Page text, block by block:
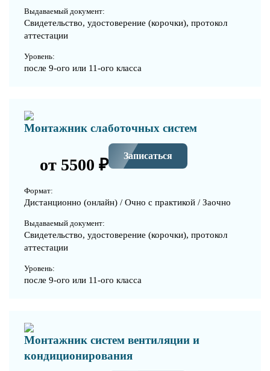
Выдаваемый документ:
Свидетельство, удостоверение (корочки), протокол
аттестации
Уровень:
после 9-ого или 11-ого класса
Монтажник слаботочных систем
от 5500 ₽ Записаться
Формат:
Дистанционно (онлайн) / Очно с практикой / Заочно
Выдаваемый документ:
Свидетельство, удостоверение (корочки), протокол
аттестации
Уровень:
после 9-ого или 11-ого класса
Монтажник систем вентиляции и
кондиционирования